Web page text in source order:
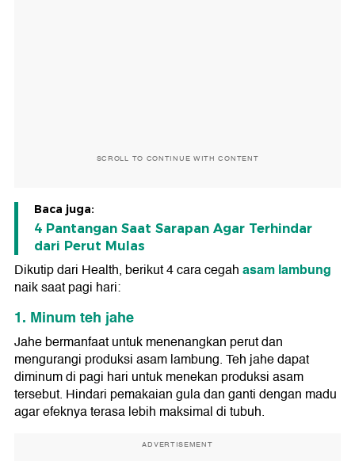
SCROLL TO CONTINUE WITH CONTENT
Baca juga:
4 Pantangan Saat Sarapan Agar Terhindar
dari Perut Mulas
Dikutip dari Health, berikut 4 cara cegahasam lambung
naik saat pagi hari:
1. Minum teh jahe
Jahe bermanfaat untuk menenangkan perut dan
mengurangi produksi asam lambung. Teh jahe dapat
diminum di pagi hari untuk menekan produksi asam
tersebut. Hindari pemakaian gula dan ganti dengan madu
agar efeknya terasa lebih maksimal di tubuh.
ADVERTISEMENT